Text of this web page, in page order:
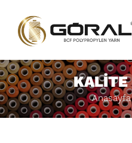
KALİTE
Anasayfa